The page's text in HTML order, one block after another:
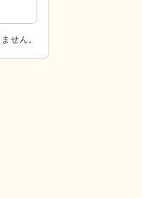
せん。